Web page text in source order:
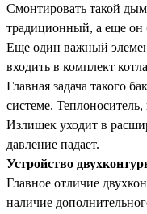
Смонтировать такой
традиционный, а еще он
Еще один важный
входить в комплект
Главная задача такого
системе. Теплоноситель,
Излишек уходит в
давление падает.
Устройство
Главное отличие
наличие